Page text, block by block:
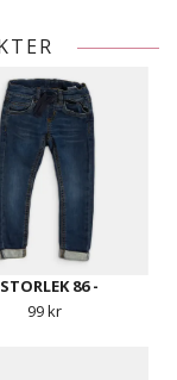
86 -
99 kr